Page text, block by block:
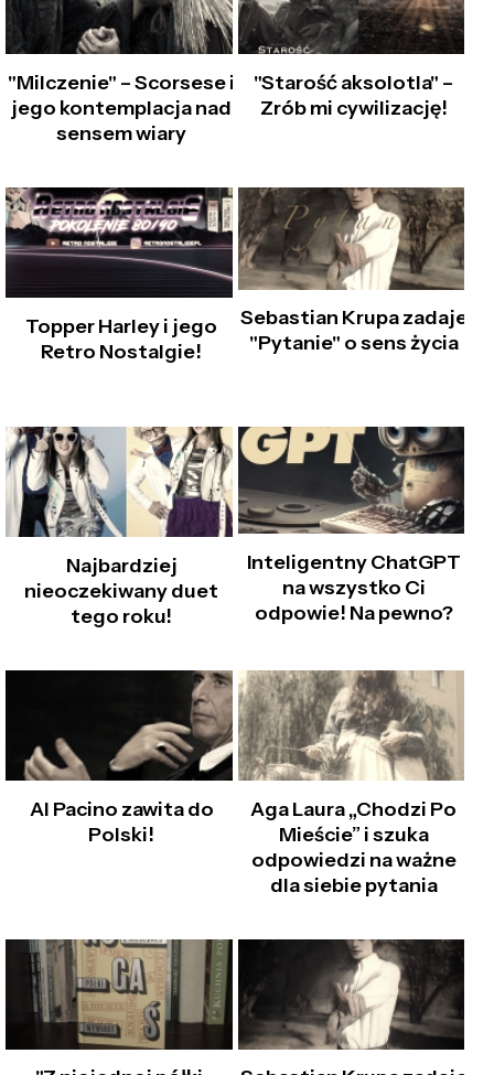
"Milczenie" – Scorsese i
jego kontemplacja nad
sensem wiary
"Starość aksolotla" –
Zrób mi cywilizację!
Topper Harley i jego
Retro Nostalgie!
Sebastian Krupa zadaje
"Pytanie" o sens życia
Najbardziej
nieoczekiwany duet
tego roku!
Inteligentny ChatGPT
na wszystko Ci
odpowie! Na pewno?
Al Pacino zawita do
Polski!
Aga Laura „Chodzi Po
Mieście” i szuka
odpowiedzi na ważne
dla siebie pytania